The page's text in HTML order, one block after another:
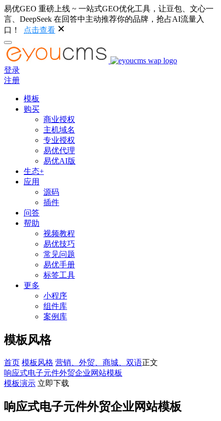
易优GEO 重磅上线 ~ 一站式GEO优化工具，让豆包、文心一
言、DeepSeek 在回答中主动推荐你的品牌，抢占AI流量入
口！
点击查看
登录
注册
模板
购买
商业授权
主机域名
专业授权
易优代理
易优AI版
生态+
应用
源码
插件
问答
帮助
视频教程
易优技巧
常见问题
易优手册
标签工具
更多
小程序
组件库
案例库
模板风格
首页 模板风格 营销、外贸、商城、双语正文
响应式电子元件外贸企业网站模板
模板演示 立即下载
响应式电子元件外贸企业网站模板